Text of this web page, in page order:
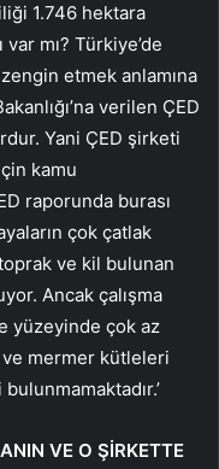
1.746 hektara
mı? Türkiye’de
etmek anlamına
verilen ÇED
Yani ÇED şirketi
kamu
raporunda burası
çok çatlak
ve kil bulunan
Ancak çalışma
yüzeyinde çok az
mermer kütleleri
VE O ŞİRKETTE